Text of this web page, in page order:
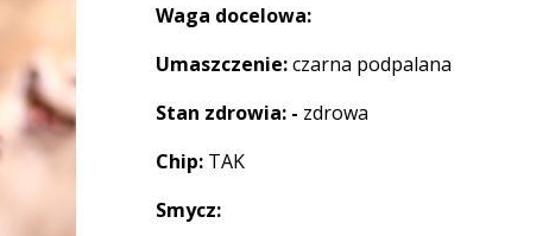
Waga docelowa:
Umaszczenie:czarna podpalana
Stan zdrowia: - zdrowa
Chip: TAK
Smycz: